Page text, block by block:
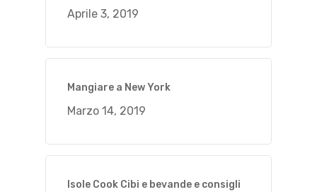
Aprile 3, 2019
Mangiare a New York
Marzo 14, 2019
Isole Cook Cibi e bevande e consigli